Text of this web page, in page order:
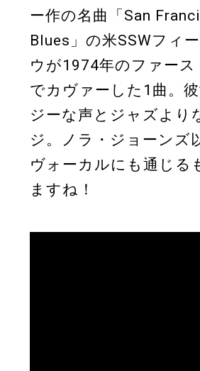
ー作の名曲「San
Blues」の米SSWフィ
ウが1974年のファース
でカヴァーした1曲。
ジーな声とジャズより
ジ。ノラ・ジョーンズ
ヴォーカルにも通じる
ますね！